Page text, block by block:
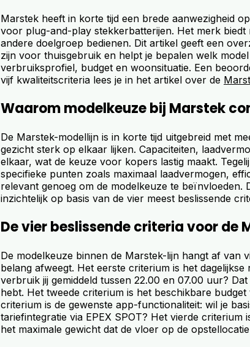
Marstek heeft in korte tijd een brede aanwezigheid
voor plug-and-play stekkerbatterijen. Het merk biedt
andere doelgroep bedienen. Dit artikel geeft een
zijn voor thuisgebruik en helpt je bepalen welk
verbruiksprofiel, budget en woonsituatie. Een
vijf kwaliteitscriteria lees je in het artikel over de
Waarom modelkeuze bij Marstek
De Marstek-modellijn is in korte tijd uitgebreid met
gezicht sterk op elkaar lijken. Capaciteiten,
elkaar, wat de keuze voor kopers lastig maakt.
specifieke punten zoals maximaal laadvermogen,
relevant genoeg om de modelkeuze te beïnvloeden.
inzichtelijk op basis van de vier meest beslissende
De vier beslissende criteria voor de
De modelkeuze binnen de Marstek-lijn hangt af van
belang afweegt. Het eerste criterium is het
verbruik jij gemiddeld tussen 22.00 en 07.00 uur?
hebt. Het tweede criterium is het beschikbare
criterium is de gewenste app-functionaliteit: wil je
tariefintegratie via EPEX SPOT? Het vierde criterium
het maximale gewicht dat de vloer op de